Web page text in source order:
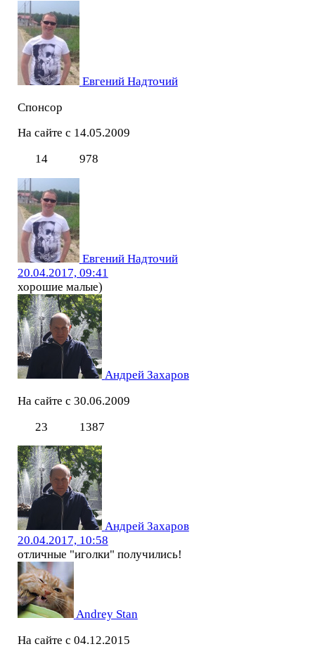
Евгений Надточий
Спонсор
На сайте с 14.05.2009
14
978
Евгений Надточий
20.04.2017, 09:41
хорошие малые)
Андрей Захаров
На сайте с 30.06.2009
23
1387
Андрей Захаров
20.04.2017, 10:58
отличные "иголки" получились!
Andrey Stan
На сайте с 04.12.2015